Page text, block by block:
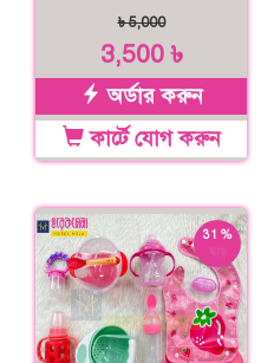
৳ 5,000
3,500 ৳
অর্ডার করুন
কার্টে যোগ করুন
31 %